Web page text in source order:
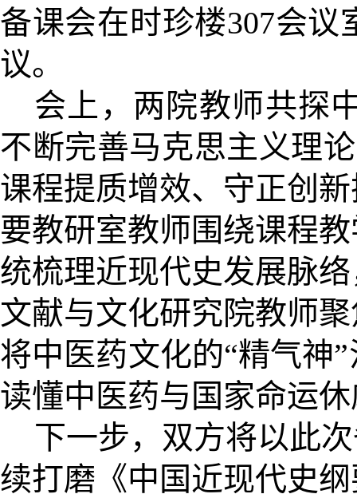
备课会在时珍楼307会
议。
会上，两院教师共探
不断完善马克思主义理
课程提质增效、守正创
要教研室教师围绕课程
统梳理近现代史发展脉
文献与文化研究院教师
将中医药文化的“精气神
读懂中医药与国家命运
下一步，双方将以此
续打磨《中国近现代史